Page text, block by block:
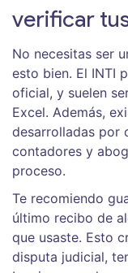
verificar
No necesitas ser
esto bien. El INTI
oficial, y suelen
Excel. Además,
desarrolladas por
contadores y
proceso.
Te recomiendo
último recibo de
que usaste. Esto
disputa judicial,